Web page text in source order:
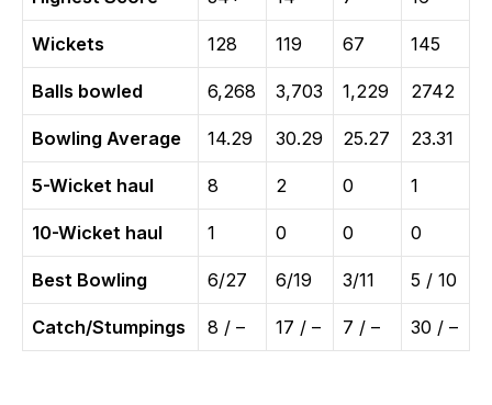
Wickets 128 119 67 145
Balls bowled 6,268 3,703 1,229 2742
Bowling Average 14.29 30.29 25.27 23.31
5-Wicket haul 8 2 0 1
10-Wicket haul 1 0 0 0
Best Bowling 6/27 6/19 3/11 5 / 10
Catch/Stumpings 8 / – 17 / – 7 / – 30 / –